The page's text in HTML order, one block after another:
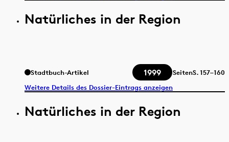
Natürliches in der Region
Stadtbuch-Artikel 1999 SeitenS.157–160
Weitere Details des Dossier-Eintrags anzeigen
Natürliches in der Region